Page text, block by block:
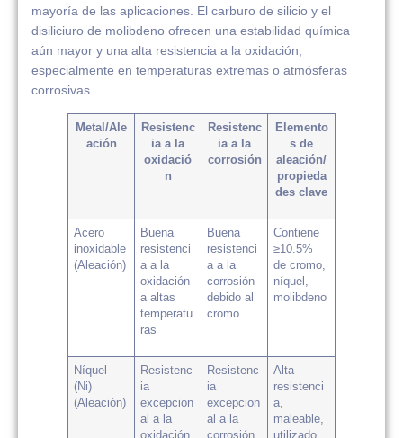
mayoría de las aplicaciones. El carburo de silicio y el
disiliciuro de molibdeno ofrecen una estabilidad química
aún mayor y una alta resistencia a la oxidación,
especialmente en temperaturas extremas o atmósferas
corrosivas.
Metal/Ale
ación
Resistenc
ia a la
oxidació
n
Resistenc
ia a la
corrosión
Elemento
s de
aleación/
propieda
des clave
Acero
inoxidable
(Aleación)
Buena
resistenci
a a la
oxidación
a altas
temperatu
ras
Buena
resistenci
a a la
corrosión
debido al
cromo
Contiene
≥10.5%
de cromo,
níquel,
molibdeno
Níquel
(Ni)
(Aleación)
Resistenc
ia
excepcion
al a la
oxidación
Resistenc
ia
excepcion
al a la
corrosión
Alta
resistenci
a,
maleable,
utilizado